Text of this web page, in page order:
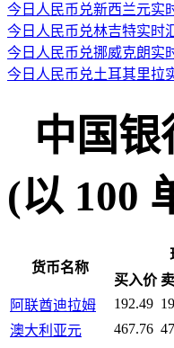
今日人民币兑新西兰元实
今日人民币兑林吉特实时
今日人民币兑挪威克朗实
今日人民币兑土耳其里拉
中国
(以 100
货币名称
买入价
阿联酋迪拉姆
192.49
澳大利亚元
467.76